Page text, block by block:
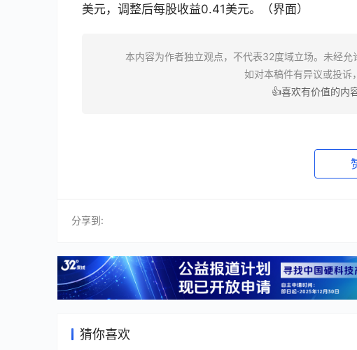
美元，调整后每股收益0.41美元。（界面）
本内容为作者独立观点，不代表32度域立场。未经允
如对本稿件有异议或投诉
👍喜欢有价值的内
分享到:
猜你喜欢